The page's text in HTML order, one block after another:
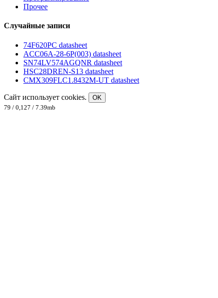
Прочее
Случайные записи
74F620PC datasheet
ACC06A-28-6P(003) datasheet
SN74LV574AGQNR datasheet
HSC28DREN-S13 datasheet
CMX309FLC1.8432M-UT datasheet
Сайт использует cookies.
OK
79 / 0,127 / 7.39mb